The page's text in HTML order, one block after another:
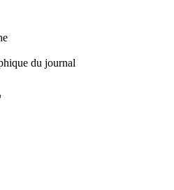
du journal